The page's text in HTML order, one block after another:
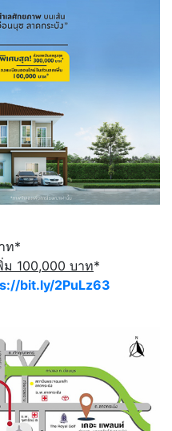
ท*
ม 100,000 บาท*
bit.ly/2PuLz63